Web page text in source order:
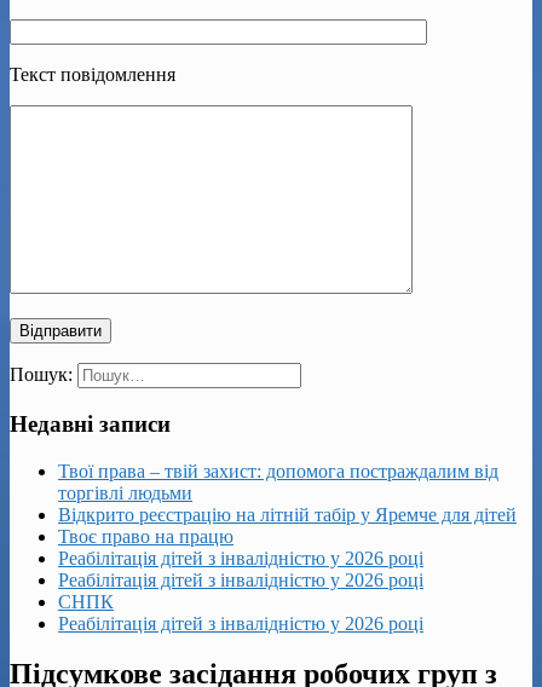
Текст повідомлення
Пошук:
Недавні записи
Твої права – твій захист: допомога постраждалим від
торгівлі людьми
Відкрито реєстрацію на літній табір у Яремче для дітей
Твоє право на працю
Реабілітація дітей з інвалідністю у 2026 році
Реабілітація дітей з інвалідністю у 2026 році
СНПК
Реабілітація дітей з інвалідністю у 2026 році
Підсумкове засідання робочих груп з